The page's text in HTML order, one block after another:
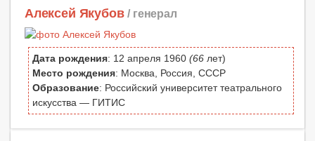
Алексей Якубов / генерал
Дата рождения: 12 апреля 1960 (66 лет)
Место рождения: Москва, Россия, СССР
Образование: Российский университет театрального
искусства — ГИТИС